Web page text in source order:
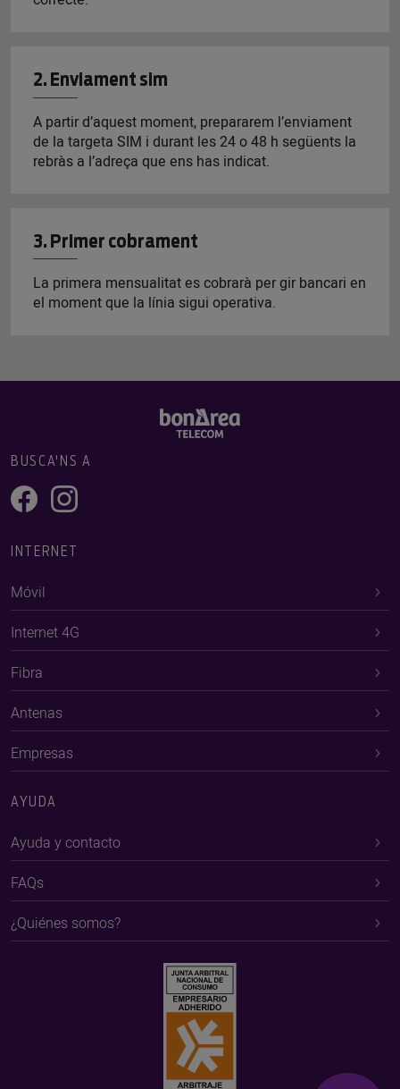
2. Enviament sim
A partir d’aquest moment, prepararem l’enviament
de la targeta SIM i durant les 24 o 48 h següents la
rebràs a l’adreça que ens has indicat.
3. Primer cobrament
La primera mensualitat es cobrarà per gir bancari en
el moment que la línia sigui operativa.
BUSCA'NS A
INTERNET
Móvil
Internet 4G
Fibra
Antenas
Empresas
AYUDA
Ayuda y contacto
FAQs
¿Quiénes somos?